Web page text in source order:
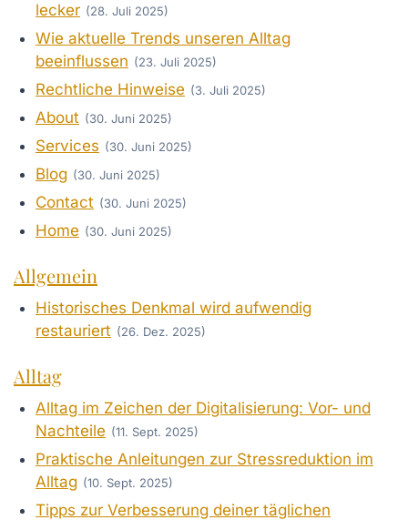
lecker (28. Juli 2025)
Wie aktuelle Trends unseren Alltag
beeinflussen (23. Juli 2025)
Rechtliche Hinweise (3. Juli 2025)
About (30. Juni 2025)
Services (30. Juni 2025)
Blog (30. Juni 2025)
Contact (30. Juni 2025)
Home (30. Juni 2025)
Allgemein
Historisches Denkmal wird aufwendig
restauriert (26. Dez. 2025)
Alltag
Alltag im Zeichen der Digitalisierung: Vor- und
Nachteile (11. Sept. 2025)
Praktische Anleitungen zur Stressreduktion im
Alltag (10. Sept. 2025)
Tipps zur Verbesserung deiner täglichen